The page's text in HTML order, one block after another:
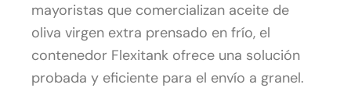
mayoristas que comercializan aceite de
oliva virgen extra prensado en frío, el
contenedor Flexitank ofrece una solución
probada y eficiente para el envío a granel.